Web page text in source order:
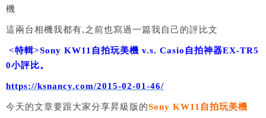
機
這兩台相機我都有,之前也寫過一篇我自己的評比文
<特輯>Sony KW11自拍玩美機 v.s. Casio自拍神器EX-TR5
0小評比。
https://ksnancy.com/2015-02-01-46/
今天的文章要跟大家分享昇級版的Sony KW11自拍玩美機